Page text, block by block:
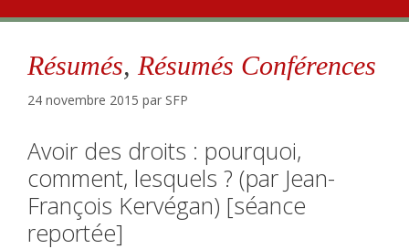
Résumés, Résumés Conférences
24 novembre 2015 par SFP
Avoir des droits : pourquoi,
comment, lesquels ? (par Jean-
François Kervégan) [séance
reportée]